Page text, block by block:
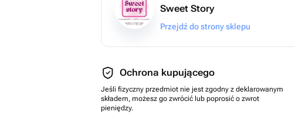
Sweet Story
Przejdź do strony sklepu
Ochrona kupującego
Jeśli fizyczny przedmiot nie jest zgodny z deklarowanym
składem, możesz go zwrócić lub poprosić o zwrot
pieniędzy.